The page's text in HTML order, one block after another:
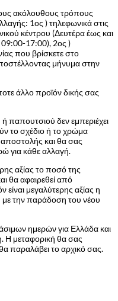
ακόλουθους τρόπους
1ος ) τηλεφωνικά στις
κέντρου (Δευτέρα έως και
17:00), 2ος )
που βρίσκετε στο
μήνυμα στην
άλλο προϊόν δικής σας
παπουτσιού δεν εμπεριέχει
το σχέδιο ή το χρώμα
και θα σας
για κάθε αλλαγή.
αξίας το ποσό της
θα αφαιρεθεί από
είναι μεγαλύτερης αξίας η
την παράδοση του νέου
ημερών για Ελλάδα και
Η μεταφορική θα σας
παραλάβει το αρχικό σας.